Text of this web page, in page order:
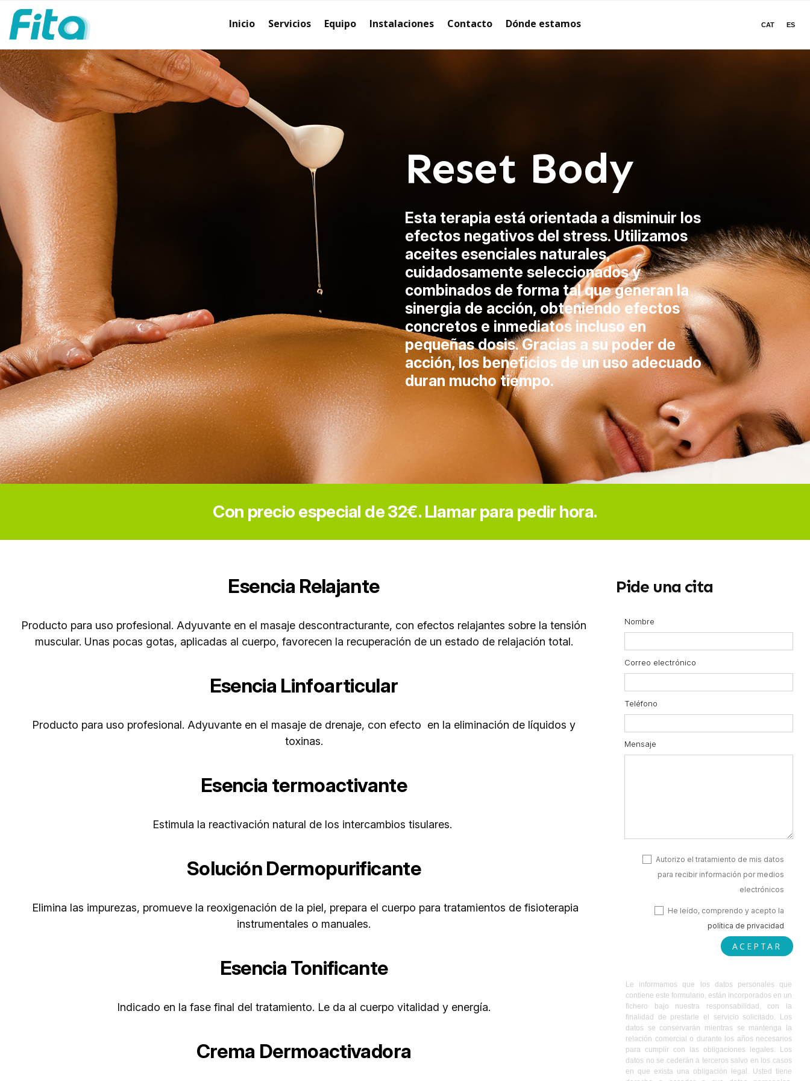
CAT ES
Inicio Servicios Equipo Instalaciones Contacto Dónde estamos
Reset Body
Esta terapia está orientada a disminuir los
efectos negativos del stress. Utilizamos
aceites esenciales naturales,
cuidadosamente seleccionados y
combinados de forma tal que generan la
sinergia de acción, obteniendo efectos
concretos e inmediatos incluso en
pequeñas dosis. Gracias a su poder de
acción, los beneficios de un uso adecuado
duran mucho tiempo.
Con precio especial de 32€. Llamar para pedir hora.
Esencia Relajante
Producto para uso profesional. Adyuvante en el masaje descontracturante, con efectos relajantes sobre la tensión
muscular. Unas pocas gotas, aplicadas al cuerpo, favorecen la recuperación de un estado de relajación total.
Esencia Linfoarticular
Producto para uso profesional. Adyuvante en el masaje de drenaje, con efecto en la eliminación de líquidos y
toxinas.
Esencia termoactivante
Estimula la reactivación natural de los intercambios tisulares.
Solución Dermopurificante
Elimina las impurezas, promueve la reoxigenación de la piel, prepara el cuerpo para tratamientos de fisioterapia
instrumentales o manuales.
Esencia Tonificante
Indicado en la fase final del tratamiento. Le da al cuerpo vitalidad y energía.
Crema Dermoactivadora
Pide una cita
Nombre
Correo electrónico
Teléfono
Mensaje
Autorizo el tratamiento de mis datos
para recibir información por medios
electrónicos
He leído, comprendo y acepto la
política de privacidad
ACEPTAR
Le informamos que los datos personales que
contiene este formulario, están incorporados en un
fichero bajo nuestra responsabilidad, con la
finalidad de prestarle el servicio solicitado. Los
datos se conservarán mientras se mantenga la
relación comercial o durante los años necesarios
para cumplir con las obligaciones legales. Los
datos no se cederán a terceros salvo en los casos
en que exista una obligación legal. Usted tiene